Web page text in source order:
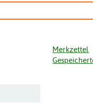
Merkzettel